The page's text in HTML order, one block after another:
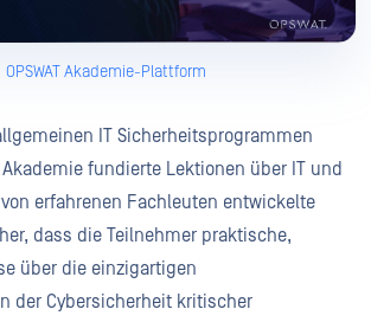
OPSWAT Akademie-Plattform
IT Sicherheitsprogrammen
Akademie fundierte Lektionen über IT und
von erfahrenen Fachleuten entwickelte
dass die Teilnehmer praktische,
über die einzigartigen
der Cybersicherheit kritischer